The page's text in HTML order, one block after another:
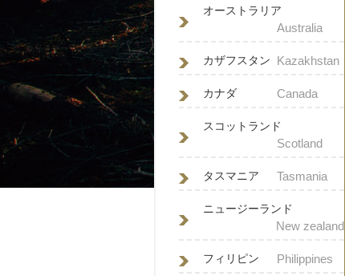
オーストラリア
Australia
カザフスタン Kazakhstan
カナダ Canada
スコットランド
Scotland
タスマニア Tasmania
ニュージーランド
New zealand
フィリピン Philippines